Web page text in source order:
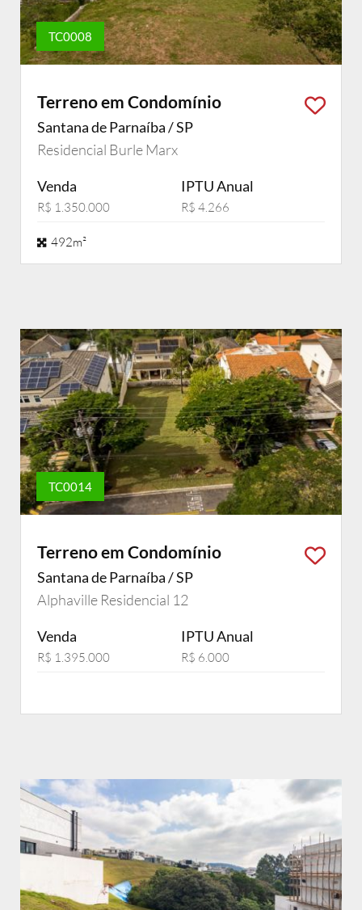
TC0008
Terreno em Condomínio
Santana de Parnaíba / SP
Residencial Burle Marx
Venda
R$ 1.350.000
IPTU Anual
R$ 4.266
492m²
TC0014
Terreno em Condomínio
Santana de Parnaíba / SP
Alphaville Residencial 12
Venda
R$ 1.395.000
IPTU Anual
R$ 6.000